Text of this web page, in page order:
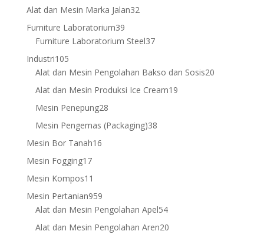
Alat dan Mesin Marka Jalan3232
Furniture Laboratorium3939
products
Furniture Laboratorium Steel3737
Industri105105
products
Alat dan Mesin Pengolahan Bakso dan Sosis2020
Alat dan Mesin Produksi Ice Cream1919
Mesin Penepung2828
products
Mesin Pengemas (Packaging)3838
Mesin Bor Tanah1616
Mesin Fogging1717
products
Mesin Kompos11
products
Mesin Pertanian959959
products
Alat dan Mesin Pengolahan Apel5454
products
Alat dan Mesin Pengolahan Aren2020